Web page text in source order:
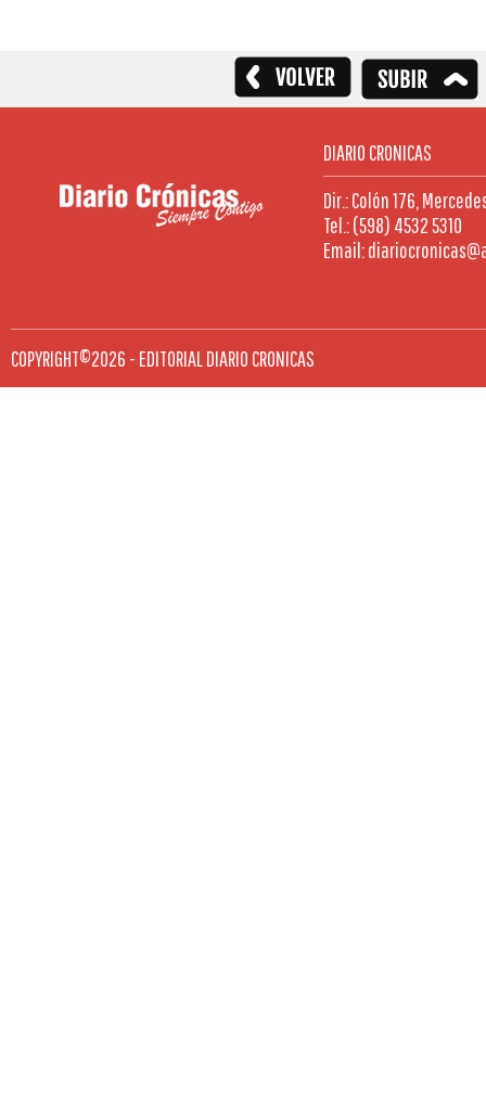
DIARIO CRONICAS
Dir.: Colón 176,
Tel.: (598) 4532 5310
Email:
COPYRIGHT©2026 - EDITORIAL DIARIO CRONICAS